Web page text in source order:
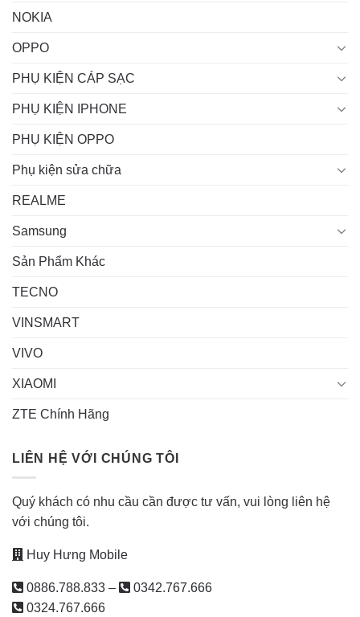
NOKIA
OPPO
PHỤ KIỆN CÁP SẠC
PHỤ KIỆN IPHONE
PHỤ KIỆN OPPO
Phụ kiện sửa chữa
REALME
Samsung
Sản Phẩm Khác
TECNO
VINSMART
VIVO
XIAOMI
ZTE Chính Hãng
LIÊN HỆ VỚI CHÚNG TÔI
Quý khách có nhu cầu cần được tư vấn, vui lòng liên hệ
với chúng tôi.
Huy Hưng Mobile
0886.788.833 –
0342.767.666
0324.767.666